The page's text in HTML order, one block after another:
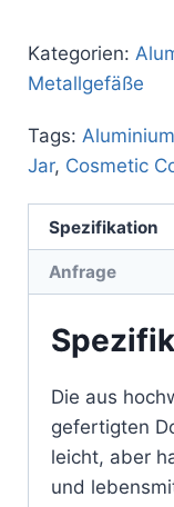
Kategorien:
Metallgefäße
Tags:
Jar, Cosmetic
Spezifikation
Anfrage
Die aus
gefertigten
leicht, aber
und